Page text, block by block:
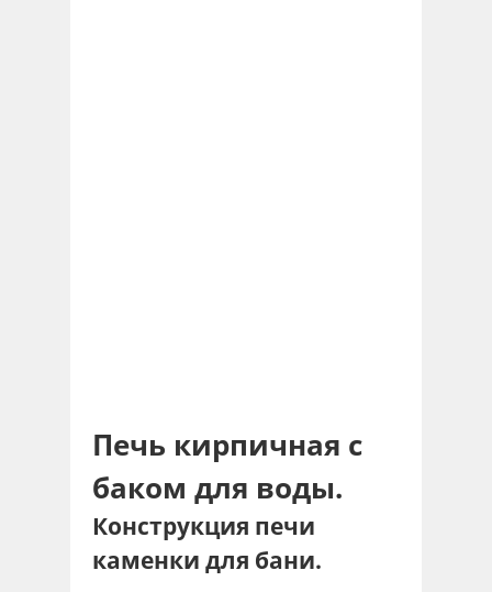
Печь кирпичная с
баком для воды.
Конструкция печи
каменки для бани.